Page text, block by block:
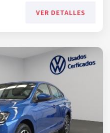
VER DETALLES